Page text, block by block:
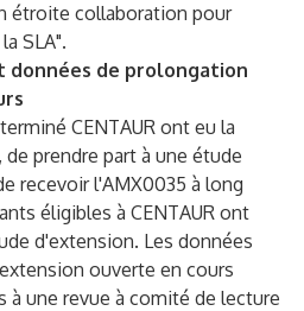
étroite collaboration pour
SLA".
données de prolongation
CENTAUR ont eu la
prendre part à une étude
recevoir l'AMX0035 à long
éligibles à CENTAUR ont
d'extension. Les données
ouverte en cours
une revue à comité de lecture